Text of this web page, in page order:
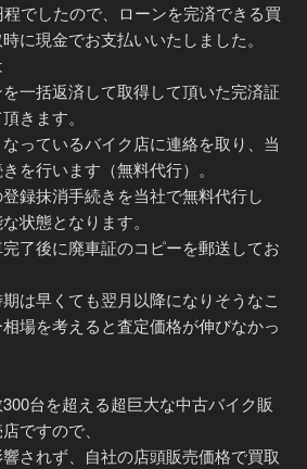
でしたので、ローンを完済できる買
に現金でお支払いいたしました。
一括返済して取得して頂いた完済証
きます。
っているバイク店に連絡を取り、当
を行います（無料代行）。
録抹消手続きを当社で無料代行し
状態となります。
完了後に廃車証のコピーを郵送してお
は早くても翌月以降になりそうなこ
場を考えると査定価格が伸びなかっ
台を超える超巨大な中古バイク販
ですので、
されず、自社の店頭販売価格で買取